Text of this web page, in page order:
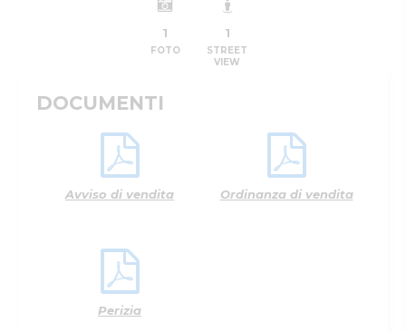
1
FOTO
1
STREET
VIEW
DOCUMENTI
Avviso di vendita Ordinanza di vendita
Perizia